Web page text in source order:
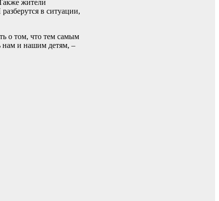
жители
в ситуации,
о том, что тем самым
нам и нашим детям, –